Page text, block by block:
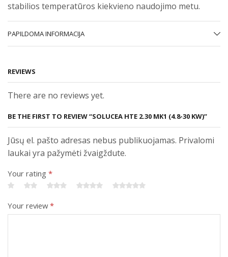
stabilios temperatūros kiekvieno naudojimo metu.
PAPILDOMA INFORMACIJA
REVIEWS
There are no reviews yet.
BE THE FIRST TO REVIEW “SOLUCEA HTE 2.30 MK1 (4.8-30 KW)”
Jūsų el. pašto adresas nebus publikuojamas. Privalomi
laukai yra pažymėti žvaigždute.
Your rating *
Your review*